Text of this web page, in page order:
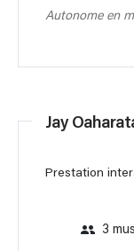
Autonome en
Jay
Prestation
3